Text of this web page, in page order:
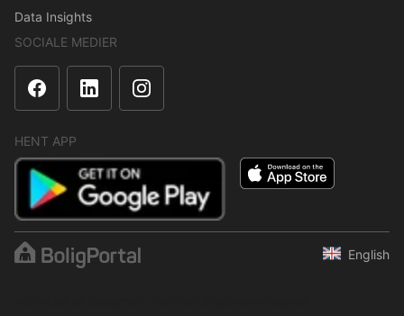
Data Insights
SOCIALE MEDIER
HENT APP
English